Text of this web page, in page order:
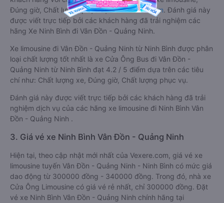
Đúng giờ, Chất lượng phục vụ trênVexere.com. Đánh giá này
được viết trực tiếp bởi các khách hàng đã trải nghiệm các
hãng Xe Ninh Bình đi Vân Đồn - Quảng Ninh.
Xe limousine đi Vân Đồn - Quảng Ninh từ Ninh Bình được phân
loại chất lượng tốt nhất là xe Cửa Ông Bus đi Vân Đồn -
Quảng Ninh từ Ninh Bình đạt 4.2 / 5 điểm dựa trên các tiêu
chí như: Chất lượng xe, Đúng giờ, Chất lượng phục vụ.
Đánh giá này được viết trực tiếp bởi các khách hàng đã trải
nghiệm dịch vụ của các hãng xe limousine đi Ninh Bình Vân
Đồn - Quảng Ninh .
3. Giá vé xe Ninh Bình Vân Đồn - Quảng Ninh
Hiện tại, theo cập nhật mới nhất của Vexere.com, giá vé xe
limousine tuyến Vân Đồn - Quảng Ninh - Ninh Bình có mức giá
dao động từ 300000 đồng - 340000 đồng. Trong đó, nhà xe
Cửa Ông Limousine có giá vé rẻ nhất, chỉ 300000 đồng. Đặt
vé xe Ninh Bình Vân Đồn - Quảng Ninh chính hãng tại